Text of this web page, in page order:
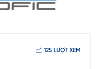
125 LƯỢT XEM